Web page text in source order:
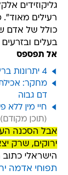
גליקוזידים
רעילים מאוד".
כולל של אדם
בעלים
אל תפספס
4 יתרונות בריאותיים של תפוחי אדמה סגולים
מחקר:
דם גבוה
חיי מין ללא
אבל הסכנה
ירוקים, שרק
הישראלי
תפוחי אדמה